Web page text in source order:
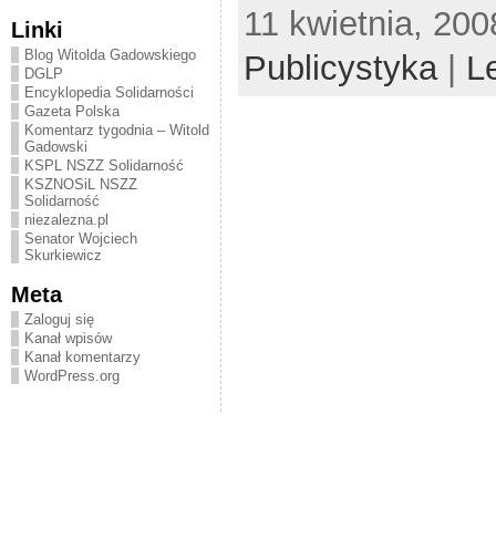
Linki
Blog Witolda Gadowskiego
DGLP
Encyklopedia Solidarności
Gazeta Polska
Komentarz tygodnia – Witold
Gadowski
KSPL NSZZ Solidarność
KSZNOSiL NSZZ
Solidarność
niezalezna.pl
Senator Wojciech
Skurkiewicz
Meta
Zaloguj się
Kanał wpisów
Kanał komentarzy
WordPress.org
11 kwietnia,
Publicystyka|